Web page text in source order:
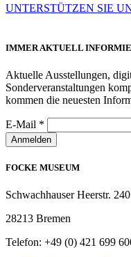
UNTERSTÜTZEN SIE
IMMER AKTUELL
Aktuelle Ausstellungen,
Sonderveranstaltungen
kommen die neuesten
E-Mail *
Anmelden
FOCKE MUSEUM
Schwachhauser Heerstr. 240
28213 Bremen
Telefon: +49 (0) 421 699